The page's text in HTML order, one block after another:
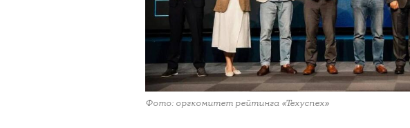
Фото: оргкомитет рейтинга «Техуспех»